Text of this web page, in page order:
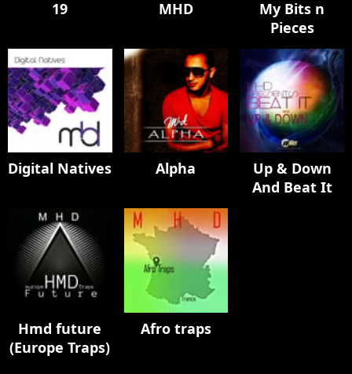
19 MHD
My Bits n
Pieces
Digital Natives Alpha
Up & Down
And Beat It
Hmd future
(Europe Traps)
Afro traps